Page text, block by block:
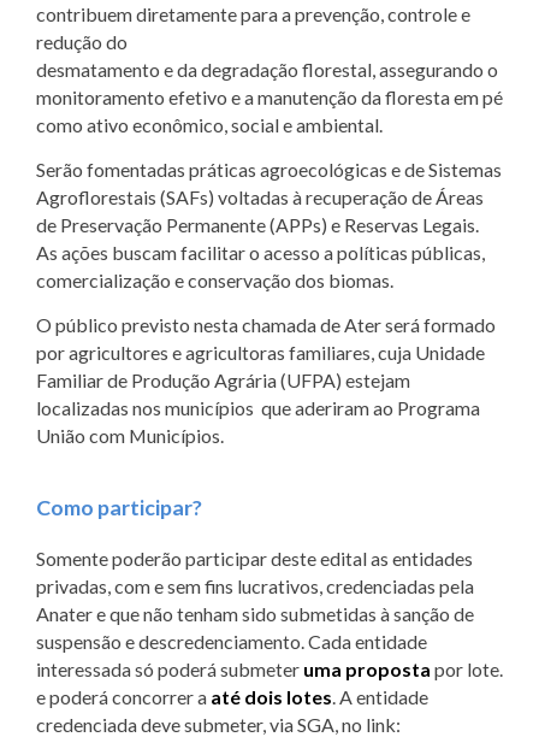
contribuem diretamente para a prevenção, controle e
redução do
desmatamento e da degradação florestal, assegurando o
monitoramento efetivo e a manutenção da floresta em pé
como ativo econômico, social e ambiental.
Serão fomentadas práticas agroecológicas e de Sistemas
Agroflorestais (SAFs) voltadas à recuperação de Áreas
de Preservação Permanente (APPs) e Reservas Legais.
As ações buscam facilitar o acesso a políticas públicas,
comercialização e conservação dos biomas.
O público previsto nesta chamada de Ater será formado
por agricultores e agricultoras familiares, cuja Unidade
Familiar de Produção Agrária (UFPA) estejam
localizadas nos municípios que aderiram ao Programa
União com Municípios.
Como participar?
Somente poderão participar deste edital as entidades
privadas, com e sem fins lucrativos, credenciadas pela
Anater e que não tenham sido submetidas à sanção de
suspensão e descredenciamento. Cada entidade
interessada só poderá submeter uma proposta por lote.
e poderá concorrer a até dois lotes. A entidade
credenciada deve submeter, via SGA, no link: